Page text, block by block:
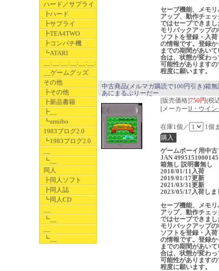
ハード／サプライ
┣ハード
┣サプライ
┣TEA4TWO
┣コンパチ機
┗ATARI
__:__:__:__:__:__:__
__ゲームグッズ
その他
┣その他
┣新品書籍
┣__
┗amiibo
1983ブログ2.0
┗1983ブログ2.0
┗__
同人
┣同人ソフト
┣同人誌
┗同人CD
┗__
┗__
セーブ機能、メモ
アップ、動作チェ
ではセーブできまし
モリバックアップ
ソフトを登録・入
の情報です。登録か
までの期間があい
合は、状態が変わっ
可能性がありますの
程度に願います。
中古商品(メルマガ購読で100円引き)箱無
あにまるぶりーだー
[販売価格]750円(税
[メーカー]J・ウイン
在庫1個／ 1個
ゲームボーイ用中古
JAN 4995151000145
箱無し 説明書無し
2018/01/11入荷
2019/01/17更新
2021/03/31更新
2023/05/17入荷しま
セーブ機能、メモ
アップ、動作チェ
ではセーブできまし
モリバックアップ
ソフトを登録・入
の情報です。登録か
までの期間があい
合は、状態が変わっ
可能性がありますの
程度に願います。